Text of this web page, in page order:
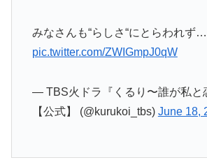
みなさんも“らしさ“にとらわれず…
pic.twitter.com/ZWIGmpJ0qW
— TBS火ドラ『くるり〜誰が私と
【公式】 (@kurukoi_tbs) June 18,